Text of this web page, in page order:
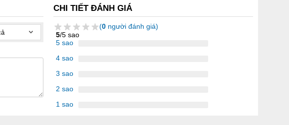
CHI TIẾT ĐÁNH GIÁ
(0 người đánh giá)
5/5 sao
5 sao
4 sao
3 sao
2 sao
1 sao